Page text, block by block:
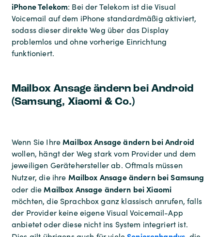
iPhone Telekom: Bei der Telekom ist die Visual
Voicemail auf dem iPhone standardmäßig aktiviert,
sodass dieser direkte Weg über das Display
problemlos und ohne vorherige Einrichtung
funktioniert.
Mailbox Ansage ändern bei Android
(Samsung, Xiaomi & Co.)
Wenn Sie Ihre Mailbox Ansage ändern bei Android
wollen, hängt der Weg stark vom Provider und dem
jeweiligen Gerätehersteller ab. Oftmals müssen
Nutzer, die ihre Mailbox Ansage ändern bei Samsung
oder die Mailbox Ansage ändern bei Xiaomi
möchten, die Sprachbox ganz klassisch anrufen, falls
der Provider keine eigene Visual Voicemail-App
anbietet oder diese nicht ins System integriert ist.